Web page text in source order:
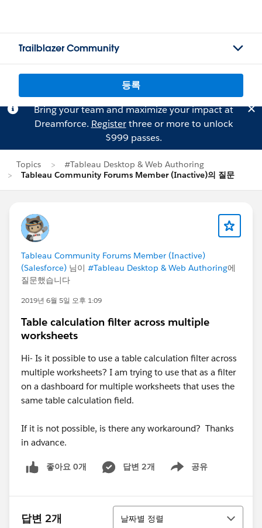
Trailblazer Community
등록
Bring your team and maximize your impact at
Dreamforce. Registerthree or more to unlock
$999 passes.
Topics
#Tableau Desktop & Web Authoring
Tableau Community Forums Member (Inactive)의 질문
Tableau Community Forums Member (Inactive)
(Salesforce) 님이 #Tableau Desktop & Web Authoring에
질문했습니다
2019년 6월 5일 오후 1:09
Table calculation filter across multiple
worksheets
Hi- Is it possible to use a table calculation filter across
multiple worksheets? I am trying to use that as a filter
on a dashboard for multiple worksheets that uses the
same table calculation field.
If it is not possible, is there any workaround? Thanks
in advance.
좋아요 0개 답변 2개 공유
Show menu
답변 2개
정렬
날짜별 정렬